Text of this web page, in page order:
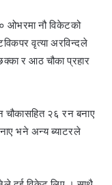
ओभरमा नौ विकेटको
वृत्या अरविन्दले
र आठ चौका प्रहार
चौकासहित २६ रन बनाए
भने अन्य ब्याटरले